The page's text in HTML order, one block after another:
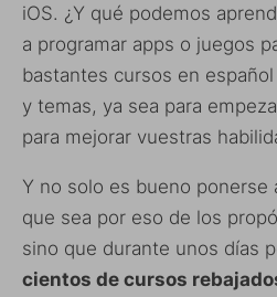
iOS. ¿Y qué podemos
a programar apps o juegos
bastantes cursos en
y temas, ya sea para
para mejorar vuestras
Y no solo es bueno ponerse
que sea por eso de los
sino que durante unos días
cientos de cursos